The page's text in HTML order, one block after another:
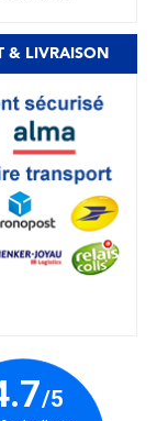
& LIVRAISON